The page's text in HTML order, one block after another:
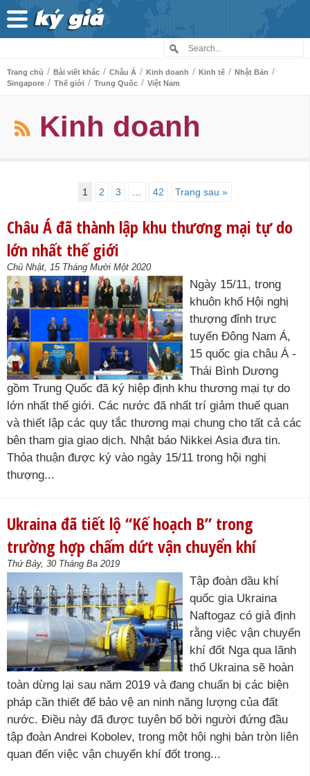
Trang chủ / Bài viết khác / Châu Á / Kinh doanh / Kinh tế / Nhật Bản /
Singapore / Thế giới / Trung Quốc / Việt Nam
Kinh doanh
1 2 3 42 Trang sau »
Châu Á đã thành lập khu thương mại tự do
lớn nhất thế giới
Chủ Nhật, 15 Tháng Mười Một 2020
Ngày 15/11, trong
khuôn khổ Hội nghị
thượng đỉnh trực
tuyến Đông Nam Á,
15 quốc gia châu Á -
Thái Bình Dương
gồm Trung Quốc đã ký hiệp định khu thương mại tự do
lớn nhất thế giới. Các nước đã nhất trí giảm thuế quan
và thiết lập các quy tắc thương mại chung cho tất cả các
bên tham gia giao dịch. Nhật báo Nikkei Asia đưa tin.
Thỏa thuận được ký vào ngày 15/11 trong hội nghị
thượng...
Ukraina đã tiết lộ “Kế hoạch B” trong
trường hợp chấm dứt vận chuyển khí
Thứ Bảy, 30 Tháng Ba 2019
Tập đoàn dầu khí
quốc gia Ukraina
Naftogaz có giả định
rằng việc vận chuyển
khí đốt Nga qua lãnh
thổ Ukraina sẽ hoàn
toàn dừng lại sau năm 2019 và đang chuẩn bị các biện
pháp cần thiết để bảo vệ an ninh năng lượng của đất
nước. Điều này đã được tuyên bố bởi người đứng đầu
tập đoàn Andrei Kobolev, trong một hội nghị bàn tròn liên
quan đến việc vận chuyển khí đốt trong...